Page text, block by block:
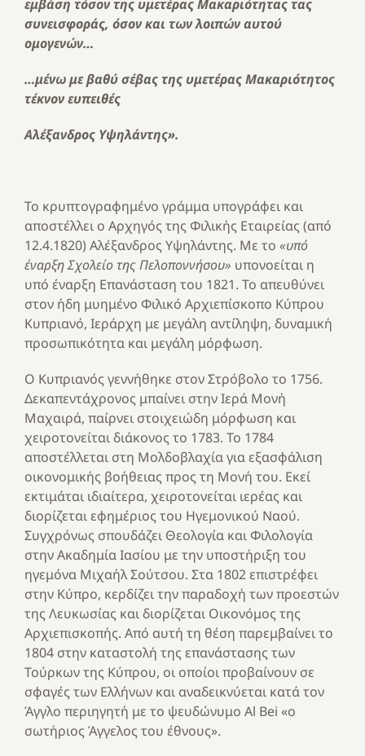
εμβάση τόσον της υμετέρας Μακαριότητας τας
συνεισφοράς, όσον και των λοιπών αυτού
ομογενών…
…μένω με βαθύ σέβας της υμετέρας Μακαριότητος
τέκνον ευπειθές
Αλέξανδρος Υψηλάντης».
Το κρυπτογραφημένο γράμμα υπογράφει και
αποστέλλει ο Αρχηγός της Φιλικής Εταιρείας (από
12.4.1820) Αλέξανδρος Υψηλάντης. Με το «υπό
έναρξη Σχολείο της Πελοποννήσου» υπονοείται η
υπό έναρξη Επανάσταση του 1821. Το απευθύνει
στον ήδη μυημένο Φιλικό Αρχιεπίσκοπο Κύπρου
Κυπριανό, Ιεράρχη με μεγάλη αντίληψη, δυναμική
προσωπικότητα και μεγάλη μόρφωση.
Ο Κυπριανός γεννήθηκε στον Στρόβολο το 1756.
Δεκαπεντάχρονος μπαίνει στην Ιερά Μονή
Μαχαιρά, παίρνει στοιχειώδη μόρφωση και
χειροτονείται διάκονος το 1783. Το 1784
αποστέλλεται στη Μολδοβλαχία για εξασφάλιση
οικονομικής βοήθειας προς τη Μονή του. Εκεί
εκτιμάται ιδιαίτερα, χειροτονείται ιερέας και
διορίζεται εφημέριος του Ηγεμονικού Ναού.
Συγχρόνως σπουδάζει Θεολογία και Φιλολογία
στην Ακαδημία Ιασίου με την υποστήριξη του
ηγεμόνα Μιχαήλ Σούτσου. Στα 1802 επιστρέφει
στην Κύπρο, κερδίζει την παραδοχή των προεστών
της Λευκωσίας και διορίζεται Οικονόμος της
Αρχιεπισκοπής. Από αυτή τη θέση παρεμβαίνει το
1804 στην καταστολή της επανάστασης των
Τούρκων της Κύπρου, οι οποίοι προβαίνουν σε
σφαγές των Ελλήνων και αναδεικνύεται κατά τον
Άγγλο περιηγητή με το ψευδώνυμο Al Bei «ο
σωτήριος Άγγελος του έθνους».